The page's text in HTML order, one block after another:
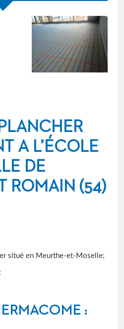
A L’ÉCOLE
DE
ROMAIN (54)
situé en Meurthe-et-Moselle;
: